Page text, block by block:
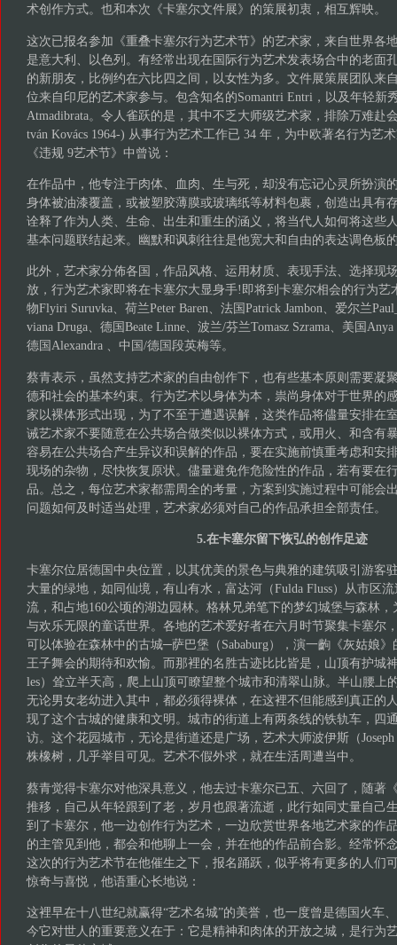
术创作方式。也和本次《卡塞尔文件展》的策展初衷，相互辉映。
这次已报名参加《重叠卡塞尔行为艺术节》的艺术家，来自世界各
是意大利、以色列。有经常出现在国际行为艺术发表场合中的老面
的新朋友，比例约在六比四之间，以女性为多。文件展策展团队来
位来自印尼的艺术家参与。包含知名的Somantri Entri，以及年轻新
Atmadibrata。令人雀跃的是，其中不乏大师级艺术家，排除万难赴
tván Kovács 1964-) 从事行为艺术工作已 34 年，为中欧著名行为艺术
《违规 9艺术节》中曾说：
在作品中，他专注于肉体、血肉、生与死，却没有忘记心灵所扮演
身体被油漆覆盖，或被塑胶薄膜或玻璃纸等材料包裹，创造出具有
诠释了作为人类、生命、出生和重生的涵义，将当代人如何将这些
基本问题联结起来。幽默和讽刺往往是他宽大和自由的表达调色板
此外，艺术家分佈各国，作品风格、运用材质、表现手法、选择现
放，行为艺术家即将在卡塞尔大显身手!即将到卡塞尔相会的行为艺
物Flyiri Suruvka、荷兰Peter Baren、法国Patrick Jambon、爱尔兰
viana Druga、德国Beate Linne、波兰/芬兰Tomasz Szrama、美国
德国Alexandra 、中国/德国段英梅等。
蔡青表示，虽然支持艺术家的自由创作下，也有些基本原则需要凝
德和社会的基本约束。行为艺术以身体为本，祟尚身体对于世界的
家以裸体形式出现，为了不至于遭遇误解，这类作品将儘量安排在
诫艺术家不要随意在公共场合做类似以裸体方式，或用火、和含有
容易在公共场合产生异议和误解的作品，要在实施前慎重考虑和安
现场的杂物，尽快恢复原状。儘量避免作危险性的作品，若有要在
品。总之，每位艺术家都需周全的考量，方案到实施过程中可能会
问题如何及时适当处理，艺术家必须对自己的作品承担全部责任。
5.在卡塞尔留下恢弘的创作足迹
卡塞尔位居德国中央位置，以其优美的景色与典雅的建筑吸引游客
大量的绿地，如同仙境，有山有水，富达河（Fulda Fluss）从市区
流，和占地160公顷的湖边园林。格林兄弟笔下的梦幻城堡与森林
与欢乐无限的童话世界。各地的艺术爱好者在六月时节聚集卡塞尔
可以体验在森林中的古城─萨巴堡（Sababurg），演一齣《灰姑娘
王子舞会的期待和欢愉。而那裡的名胜古迹比比皆是，山顶有护城
les）耸立半天高，爬上山顶可瞭望整个城市和清翠山脉。半山腰上
无论男女老幼进入其中，都必须得裸体，在这裡不但能感到真正的
现了这个古城的健康和文明。城市的街道上有两条线的铁轨车，四
访。这个花园城市，无论是街道还是广场，艺术大师波伊斯（Joseph
株橡树，几乎举目可见。艺术不假外求，就在生活周遭当中。
蔡青觉得卡塞尔对他深具意义，他去过卡塞尔已五、六回了，随著
推移，自己从年轻跟到了老，岁月也跟著流逝，此行如同丈量自己
到了卡塞尔，他一边创作行为艺术，一边欣赏世界各地艺术家的作
的主管见到他，都会和他聊上一会，并在他的作品前合影。经常怀
这次的行为艺术节在他催生之下，报名踊跃，似乎将有更多的人们
惊奇与喜悦，他语重心长地说：
这裡早在十八世纪就赢得“艺术名城”的美誉，也一度曾是德国火车
今它对世人的重要意义在于：它是精神和肉体的开放之城，是行为